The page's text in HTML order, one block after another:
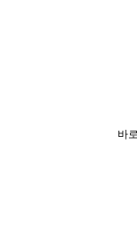
바